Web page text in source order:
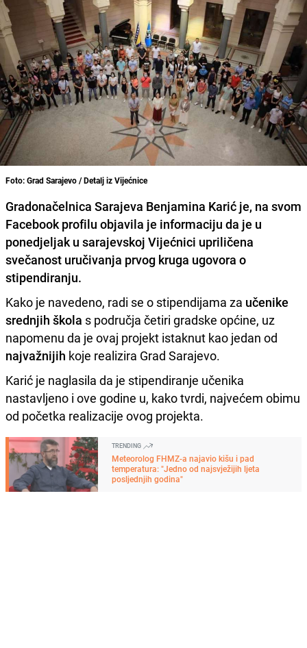
Foto: Grad Sarajevo / Detalj iz Vijećnice
Gradonačelnica Sarajeva Benjamina Karić je, na svom
Facebook profilu objavila je informaciju da je u
ponedjeljak u sarajevskoj Vijećnici upriličena
svečanost uručivanja prvog kruga ugovora o
stipendiranju.
Kako je navedeno, radi se o stipendijama za učenike
srednjih škola s područja četiri gradske općine, uz
napomenu da je ovaj projekt istaknut kao jedan od
najvažnijih koje realizira Grad Sarajevo.
Karić je naglasila da je stipendiranje učenika
nastavljeno i ove godine u, kako tvrdi, najvećem obimu
od početka realizacije ovog projekta.
TRENDING
Meteorolog FHMZ-a najavio kišu i pad
temperatura: "Jedno od najsvježijih ljeta
posljednjih godina"